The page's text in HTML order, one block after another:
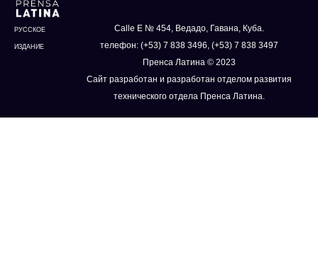
РУССКОЕ
ИЗДАНИЕ
Calle E № 454, Ведадо, Гавана, Куба.
телефон: (+53) 7 838 3496, (+53) 7 838 3497
Пренса Латина © 2023
Сайт разработан и разработан отделом развития
технического отдела Пренса Латина.